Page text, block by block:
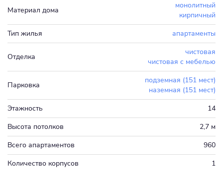
Материал дома
монолитный
кирпичный
Тип жилья
апартаменты
Отделка
чистовая
чистовая с мебелью
Парковка
подземная (151 мест)
наземная (151 мест)
Этажность
14
Высота потолков
2,7 м
Всего апартаментов
960
Количество корпусов
1